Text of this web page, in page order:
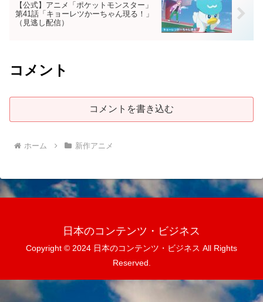
【公式】アニメ「ポケットモンスター」
第41話「キョーレツかーちゃん現る！」
（見逃し配信）
コメント
コメントを書き込む
ホーム 新作アニメ
日本のコンテンツ・ビジネス
Copyright © 2024 日本のコンテンツ・ビジネス All Rights
Reserved.